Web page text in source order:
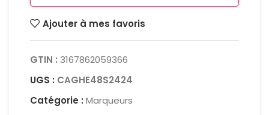
Ajouter à mes favoris
GTIN : 3167862059366
UGS : CAGHE48S2424
Catégorie : Marqueurs